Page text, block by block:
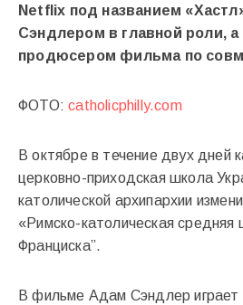
Netflix под названием
Сэндлером в главной роли, а
продюсером фильма по
ФОТО:catholicphilly.com
В октябре в течение двух дней
церковно-приходская школа
католической архипархии
«Римско-католическая средняя
Франциска”.
В фильме Адам Сэндлер играет